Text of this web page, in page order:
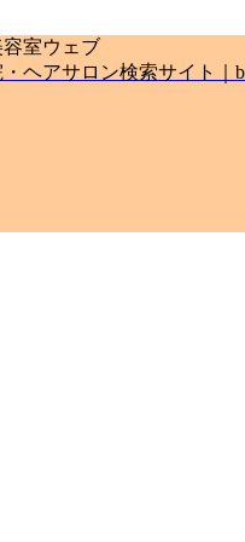
室ウェブ
ヘアサロン検索サイト｜